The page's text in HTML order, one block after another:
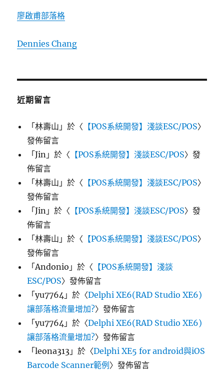
廖啟甫部落格
Dennies Chang
近期留言
「林壽山 」於〈 【POS系統開發】淺談ESC/POS〉
發佈留言
「Jin 」於〈 【POS系統開發】淺談ESC/POS〉發
佈留言
「林壽山 」於〈 【POS系統開發】淺談ESC/POS〉
發佈留言
「Jin 」於〈 【POS系統開發】淺談ESC/POS〉發
佈留言
「林壽山 」於〈 【POS系統開發】淺談ESC/POS〉
發佈留言
「Andonio 」於〈 【POS系統開發】淺談
ESC/POS〉發佈留言
「yu7764 」於〈Delphi XE6(RAD Studio XE6)
讓部落格流量增加?〉發佈留言
「yu7764 」於〈Delphi XE6(RAD Studio XE6)
讓部落格流量增加?〉發佈留言
「leona313 」於〈Delphi XE5 for android與iOS
Barcode Scanner範例 〉發佈留言